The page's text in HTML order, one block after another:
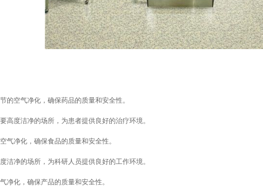
的空气净化，确保药品的质量和安全性。
高度洁净的场所，为患者提供良好的治疗环境。
气净化，确保食品的质量和安全性。
洁净的场所，为科研人员提供良好的工作环境。
净化，确保产品的质量和安全性。